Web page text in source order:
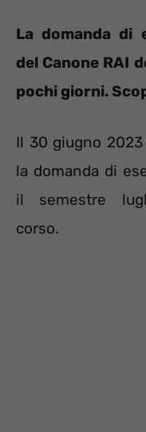
La domanda di
del Canone RAI
pochi giorni.
Il 30 giugno
la domanda di
il semestre
corso.